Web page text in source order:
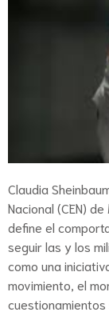
Claudia
Nacional (CEN)
define el
seguir las y los
como una
movimiento, el
cuestionamientos